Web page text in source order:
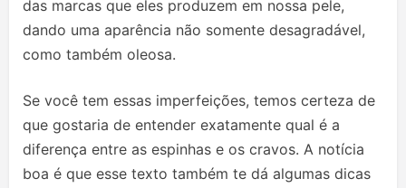
das marcas que eles produzem em nossa pele,
dando uma aparência não somente desagradável,
como também oleosa.
Se você tem essas imperfeições, temos certeza de
que gostaria de entender exatamente qual é a
diferença entre as espinhas e os cravos. A notícia
boa é que esse texto também te dá algumas dicas